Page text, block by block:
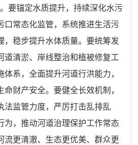
要锚定水质提升，持续深化水污
口常态化监管，系统推进生活污
，稳步提升水体质量。要统筹发
道清淤、岸线整治和植被修复工
系，全面提升河道行洪能力，
财产安全。要健全长效机制，
法监管力度，严厉打击乱排乱
为，推动河道治理保护工作常态
流更清澈、生态更优美、群众更